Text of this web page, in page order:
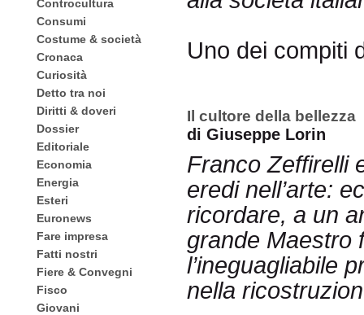
Controcultura
Consumi
Costume & società
Cronaca
Curiosità
Detto tra noi
Diritti & doveri
Dossier
Editoriale
Economia
Energia
Esteri
Euronews
Fare impresa
Fatti nostri
Fiere & Convegni
Fisco
Giovani
Uno dei compiti
Il cultore della bellezza
di Giuseppe Lorin
Franco Zeffirelli
eredi nell’arte:
ricordare, a un
grande Maestro
l’ineguagliabile
nella